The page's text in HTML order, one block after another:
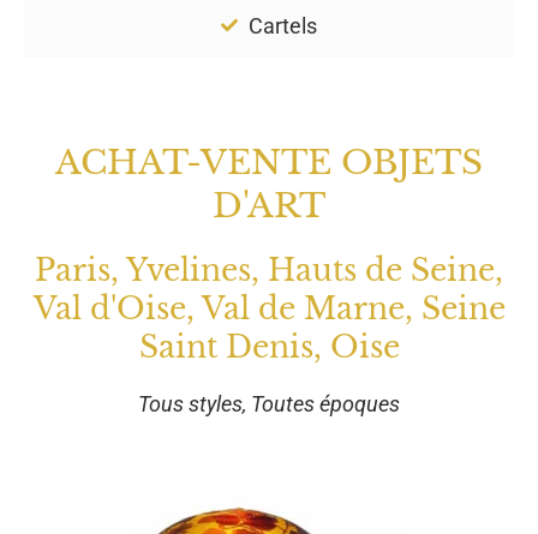
Cartels
ACHAT-VENTE OBJETS
D'ART
Paris, Yvelines, Hauts de Seine,
Val d'Oise, Val de Marne, Seine
Saint Denis, Oise
Tous styles, Toutes époques